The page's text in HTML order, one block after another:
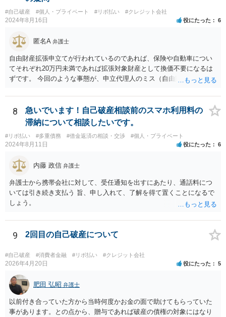
てが可能で しっかりした申立てを行えば ほぼ補正がなく ２～３
週間で開始決定がでて それから ２か月程度で認可となる流れで
す。
#自己破産 #個人・プライベート #リボ払い #クレジット会社
2024年8月16日 役にたった 6
匿名A 弁護士
自由財産拡張申立てが行われているのであれば、保険や自動車につい
てそれぞれ20万円未満であれば拡張対象財産として換価不要になるは
ずです。 今回のような事態が、申立代理人のミス（自由財産拡張申立
知識がない）なのか、お書きの事情からはわかりませんので、依頼し
た弁護士を交えて裁判所の意見も聞いて対応した方がよいと思いま
8
急いでいます！自己破産相談前のスマホ利用料の
滞納について相談したいです。
#リボ払い #多重債務 #借金返済の相談・交渉 #個人・プライベート
2024年8月11日 役にたった 6
内藤 政信 弁護士
弁護士から携帯会社に対して、受任通知を出すにあたり、通話料につ
いては引き続き支払う 旨、申し入れて、了解を得て置くことになるで
しょう。
9 2回目の自己破産について
#自己破産 #消費者金融 #リボ払い #クレジット会社
2026年4月20日 役にたった 5
肥田 弘昭 弁護士
以前付き合っていた方から当時何度かお金の面で助けてもらっていた
事があります。との点から、贈与であれば破産の債権の対象にはなり